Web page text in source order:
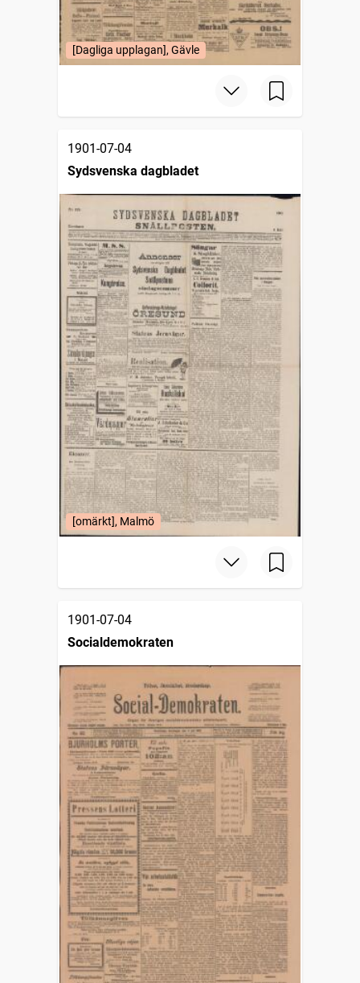
[Dagliga upplagan], Gävle
1901-07-04
Sydsvenska dagbladet
[omärkt], Malmö
1901-07-04
Socialdemokraten